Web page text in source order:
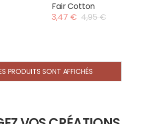
Fair Cotton
3,47 € 4,95 €
PRODUITS SONT AFFICHÉS